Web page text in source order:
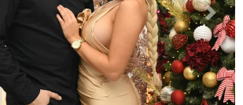
Next